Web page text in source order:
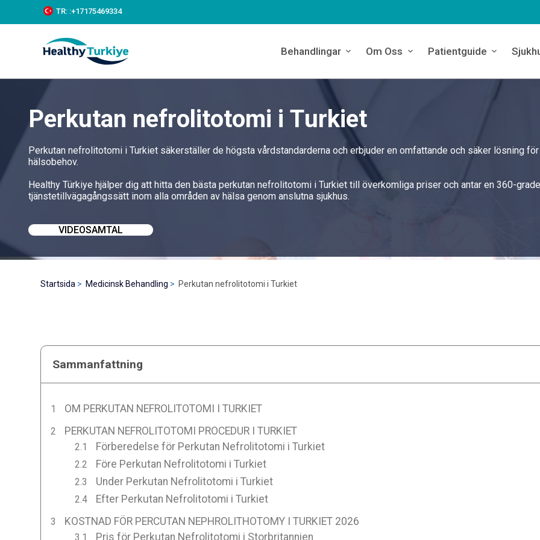
k
c
TR: :+‪17175469334‬
Behandlingar Om Oss Patientguide
Perkutan nefrolitotomi i Turkiet
Perkutan nefrolitotomi i Turkiet säkerställer de högsta vårdstandarderna och erbjuder en omfattande och säker lösning
hälsobehov.
Healthy Türkiye hjälper dig att hitta den bästa perkutan nefrolitotomi i Turkiet till överkomliga priser och antar en 360-
tjänstetillvägagångssätt inom alla områden av hälsa genom anslutna sjukhus.
VIDEOSAMTAL
Startsida Medicinsk Behandling Perkutan nefrolitotomi i Turkiet
Sammanfattning
OM PERKUTAN NEFROLITOTOMI I TURKIET
PERKUTAN NEFROLITOTOMI PROCEDUR I TURKIET
Förberedelse för Perkutan Nefrolitotomi i Turkiet
Före Perkutan Nefrolitotomi i Turkiet
Under Perkutan Nefrolitotomi i Turkiet
Efter Perkutan Nefrolitotomi i Turkiet
KOSTNAD FÖR PERCUTAN NEPHROLITHOTOMY I TURKIET 2026
Pris för Perkutan Nefrolitotomi i Storbritannien